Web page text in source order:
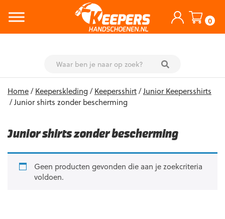
0
content
Home/Keeperskleding/Keepersshirt/Junior Keepersshirts
/ Junior shirts zonder bescherming
Junior shirts zonder bescherming
Geen producten gevonden die aan je zoekcriteria
voldoen.